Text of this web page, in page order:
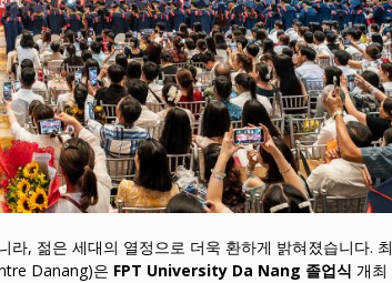
, 젊은 세대의 열정으로 더욱 환하게 밝혀졌습니다.
Danang)은 FPT University Da Nang 졸업식 개최